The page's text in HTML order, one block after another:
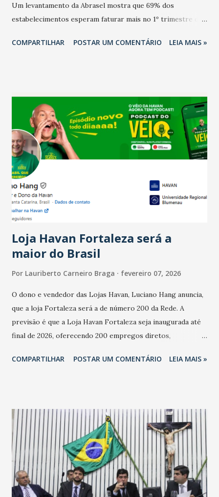
Um levantamento da Abrasel mostra que 69% dos
estabelecimentos esperam faturar mais no 1º trimestre de
relação ao último trimestre deste ano, 56% também
confraternizações de fim de ano e pelo pagamento do 13º
Salário para um número maior de trabalhadores, já que o
país tem a menor taxa de desemprego dos anos recentes.
Ainda segundo a Pesquisa, em novembro de 2025, 40% dos
bares e restaurantes operaram com lucro e outros 40%
registraram equilíbrio financeiro. Já o percentual de
estabelecimentos no prejuízo ficou em 19%, pouco abaixo
do observado no mês anterior. Outros 1% não existiam em
novembro. Em relação a outubro, o faturamento também
COMPARTILHAR POSTAR UM COMENTÁRIO LEIA MAIS »
Loja Havan Fortaleza será a
maior do Brasil
Por Lauriberto Carneiro Braga fevereiro 07, 2026
O dono e vendedor das Lojas Havan, Luciano Hang anuncia,
que a loja Fortaleza será a de número 200 da Rede. A
previsão é que a Loja Havan Fortaleza seja inaugurada até
final de 2026, oferecendo 200 empregos diretos,
Havan Fortaleza ainda não foi anunciada oficialmente, mas
COMPARTILHAR POSTAR UM COMENTÁRIO LEIA MAIS »